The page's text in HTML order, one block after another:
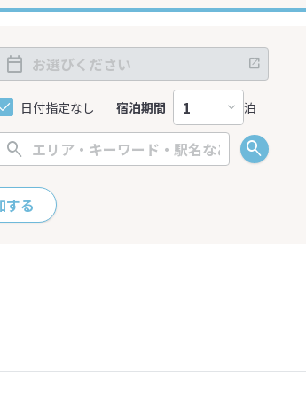
日付指定なし 宿泊期間
泊
する
最終確認画面でご確認ください。